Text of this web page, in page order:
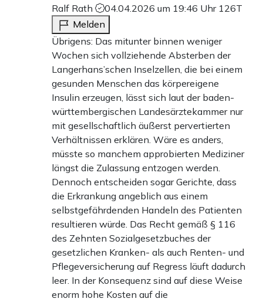
Ralf Rath
04.04.2026 um 19:46 Uhr 126T
Melden
Übrigens: Das mitunter binnen weniger
Wochen sich vollziehende Absterben der
Langerhans’schen Inselzellen, die bei einem
gesunden Menschen das körpereigene
Insulin erzeugen, lässt sich laut der baden-
württembergischen Landesärztekammer nur
mit gesellschaftlich äußerst pervertierten
Verhältnissen erklären. Wäre es anders,
müsste so manchem approbierten Mediziner
längst die Zulassung entzogen werden.
Dennoch entscheiden sogar Gerichte, dass
die Erkrankung angeblich aus einem
selbstgefährdenden Handeln des Patienten
resultieren würde. Das Recht gemäß § 116
des Zehnten Sozialgesetzbuches der
gesetzlichen Kranken- als auch Renten- und
Pflegeversicherung auf Regress läuft dadurch
leer. In der Konsequenz sind auf diese Weise
enorm hohe Kosten auf die